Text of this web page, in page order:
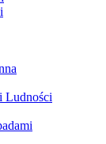
Ludności